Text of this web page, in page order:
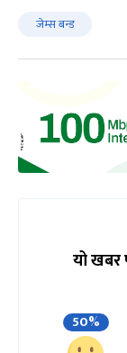
जेम्स बन्ड
यो खबर
50%